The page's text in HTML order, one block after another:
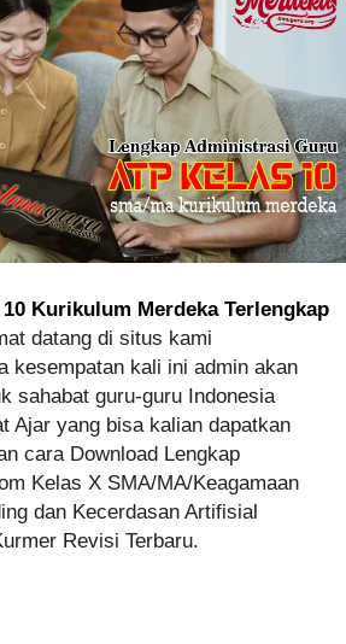
Kurikulum Merdeka Terlengkap
datang di situs kami
kesempatan kali ini admin akan
sahabat guru-guru Indonesia
Ajar yang bisa kalian dapatkan
cara Download Lengkap
Kelas X SMA/MA/Keagamaan
dan Kecerdasan Artifisial
Revisi Terbaru.